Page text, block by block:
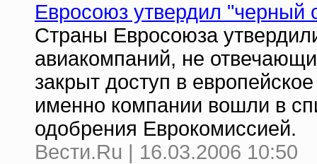
Евросоюз утвердил "черный
Страны Евросоюза
авиакомпаний, не
закрыт доступ в
именно компании вошли в
одобрения Еврокомиссией.
Вести.Ru | 16.03.2006 10:50